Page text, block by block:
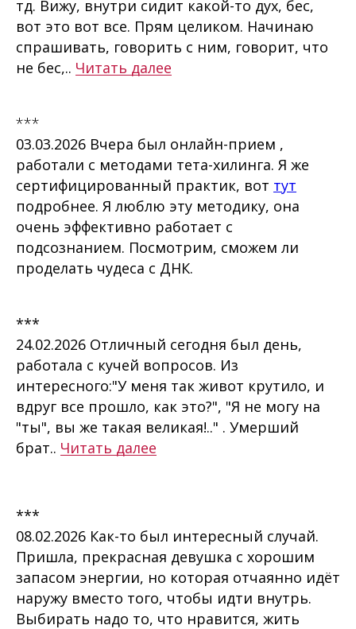
тд. Вижу, внутри сидит какой-то дух, бес,
вот это вот все. Прям целиком. Начинаю
спрашивать, говорить с ним, говорит, что
не бес,.. Читать далее
***
03.03.2026 Вчера был онлайн-прием ,
работали с методами тета-хилинга. Я же
сертифицированный практик, вот тут
подробнее. Я люблю эту методику, она
очень эффективно работает с
подсознанием. Посмотрим, сможем ли
проделать чудеса с ДНК.
***
24.02.2026 Отличный сегодня был день,
работала с кучей вопросов. Из
интересного:"У меня так живот крутило, и
вдруг все прошло, как это?", "Я не могу на
"ты", вы же такая великая!.." . Умерший
брат.. Читать далее
***
08.02.2026 Как-то был интересный случай.
Пришла, прекрасная девушка с хорошим
запасом энергии, но которая отчаянно идёт
наружу вместо того, чтобы идти внутрь.
Выбирать надо то, что нравится, жить